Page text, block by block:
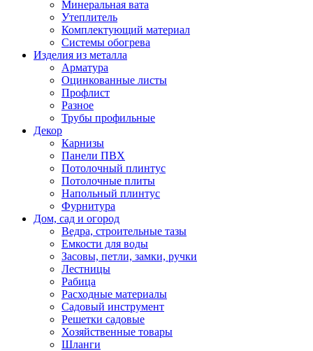
Минеральная вата
Утеплитель
Комплектующий материал
Системы обогрева
Изделия из металла
Арматура
Оцинкованные листы
Профлист
Разное
Трубы профильные
Декор
Карнизы
Панели ПВХ
Потолочный плинтус
Потолочные плиты
Напольный плинтус
Фурнитура
Дом, сад и огород
Ведра, строительные тазы
Емкости для воды
Засовы, петли, замки, ручки
Лестницы
Рабица
Расходные материалы
Садовый инструмент
Решетки садовые
Хозяйственные товары
Шланги